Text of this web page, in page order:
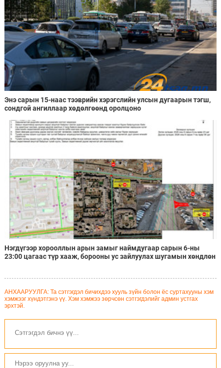
Энэ сарын 15-наас тээврийн хэрэгслийн улсын дугаарын тэгш,
сондгой ангиллаар хөдөлгөөнд оролцоно
Нэгдүгээр хорооллын арын замыг наймдугаар сарын 6-ны
23:00 цагаас түр хааж, борооны ус зайлуулах шугамын хөндлөн
АНХААРУУЛГА: Та сэтгэгдэл бичихдээ хууль зүйн болон ёс суртахууны хэм
хэмжээг хүндэтгэнэ үү. Хэм хэмжээ зөрчсөн сэтгэгдэлийг админ устгах
эрхтэй.